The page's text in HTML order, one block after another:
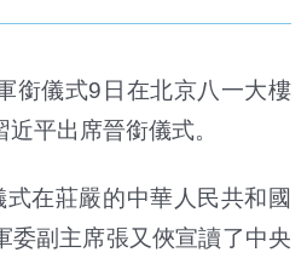
銜儀式9日在北京八一大樓
平出席晉銜儀式。
在莊嚴的中華人民共和國
委副主席張又俠宣讀了中央